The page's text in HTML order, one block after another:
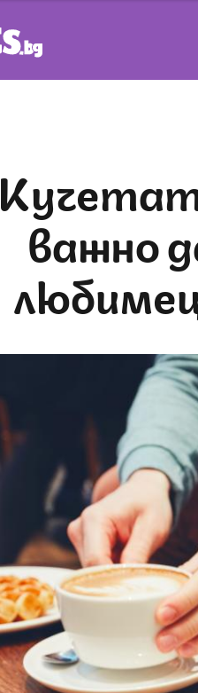
Кучетата и кофеинът: защо е
важно